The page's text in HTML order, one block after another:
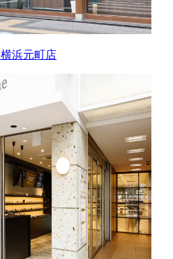
横浜元町店